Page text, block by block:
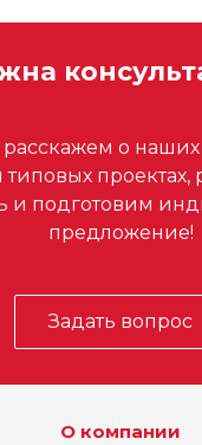
о наших
типовых проектах,
и подготовим
предложение!
Задать вопрос
О компании